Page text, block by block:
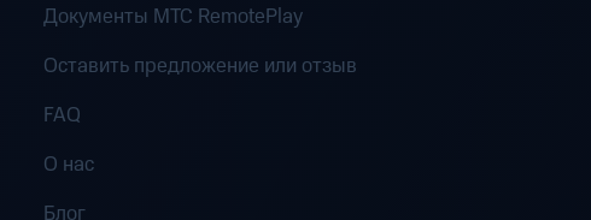
Документы MTC RemotePlay
Оставить предложение или отзыв
FAQ
О нас
Блог